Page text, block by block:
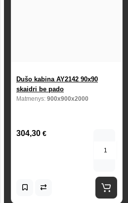
Dušo kabina AY2142 90x90
skaidri be pado
Matmenys: 900x900x2000
304,30 €